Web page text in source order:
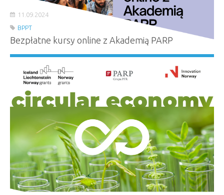
11.09.2024
BPPT
Bezpłatne kursy online z Akademią PARP